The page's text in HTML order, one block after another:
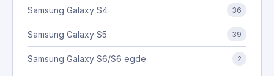
Samsung Galaxy S4 36
Samsung Galaxy S5 39
Samsung Galaxy S6/S6 egde 2